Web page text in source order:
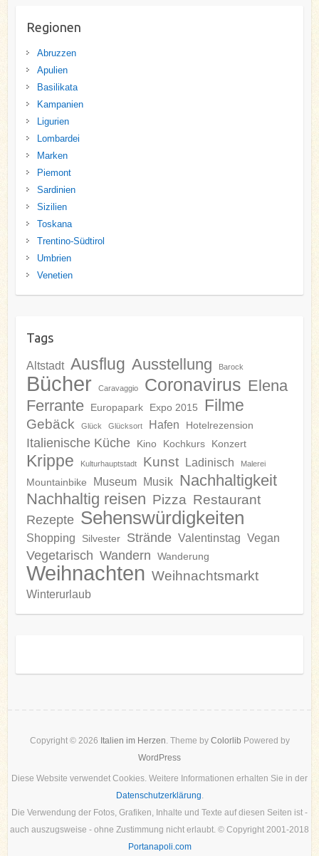
Regionen
Abruzzen
Apulien
Basilikata
Kampanien
Ligurien
Lombardei
Marken
Piemont
Sardinien
Sizilien
Toskana
Trentino-Südtirol
Umbrien
Venetien
Tags
Altstadt Ausflug Ausstellung Barock
Bücher Caravaggio Coronavirus Elena
Ferrante
Europapark Expo 2015 Filme
Gebäck Glück Glücksort Hafen Hotelrezension
Italienische Küche Kino Kochkurs Konzert
Krippe Kulturhauptstadt Kunst Ladinisch Malerei
Mountainbike Museum Musik Nachhaltigkeit
Nachhaltig reisen Pizza Restaurant
Rezepte Sehenswürdigkeiten
Shopping Silvester Strände Valentinstag Vegan
Vegetarisch Wandern Wanderung
Weihnachten Weihnachtsmarkt
Winterurlaub
Copyright © 2026 Italien im Herzen . Theme by Colorlib Powered by
WordPress
Diese Website verwendet Cookies. Weitere Informationen erhalten Sie in der
Datenschutzerklärung
Die Verwendung der Fotos, Grafiken, Inhalte und Texte auf diesen Seiten ist -
auch auszugsweise - ohne Zustimmung nicht erlaubt. © Copyright 2001-2018
Portanapoli.com